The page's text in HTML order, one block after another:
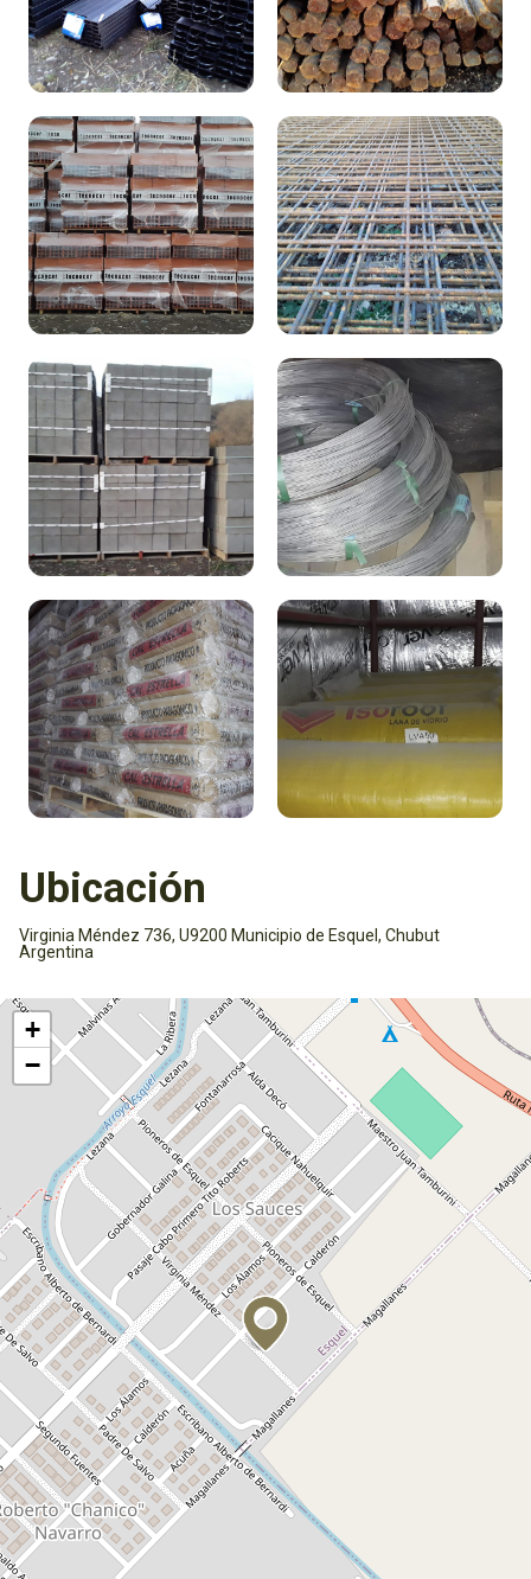
Ubicación
Virginia Méndez 736, U9200 Municipio de Esquel, Chubut
Argentina
+
−
Activar mapa